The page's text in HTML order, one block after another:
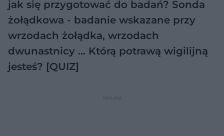
jak się przygotować do badań? Sonda
żołądkowa - badanie wskazane przy
wrzodach żołądka, wrzodach
dwunastnicy … Którą potrawą wigilijną
jesteś? [QUIZ]